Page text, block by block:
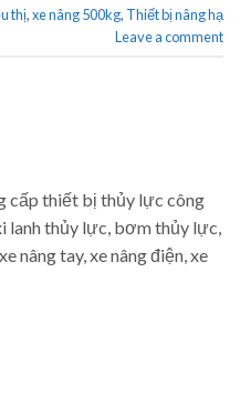
thị,xe nâng 500kg, Thiết bị nâng hạ
Leave a comment
cấp thiết bị thủy lực công
lanh thủy lực, bơm thủy lực,
nâng tay, xe nâng điện, xe